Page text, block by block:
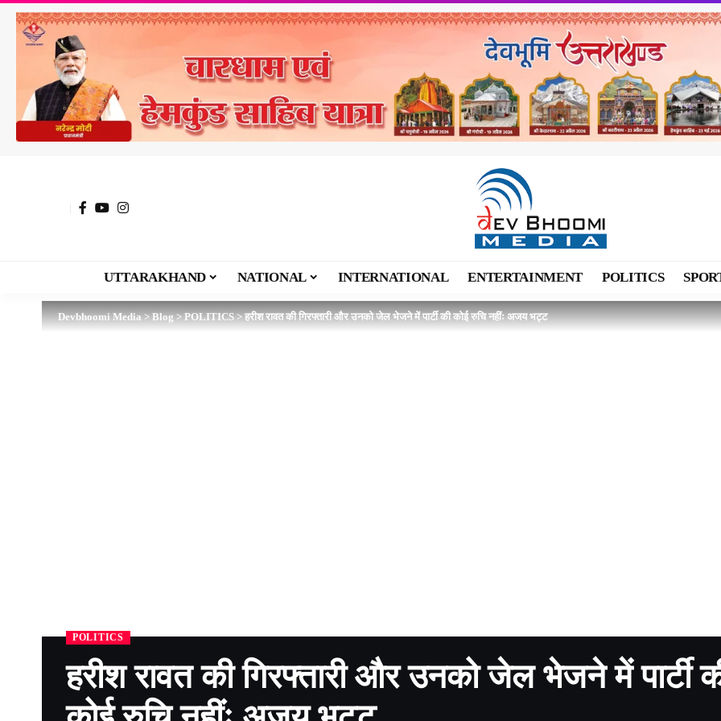
UTTARAKHAND NATIONAL INTERNATIONAL ENTERTAINMENT POLITICS
Devbhoomi Media>Blog>POLITICS>हरीश रावत की गिरफ्तारी और उनको जेल भेजने में पार्टी की कोई रुचि नहींः अजय भट्ट
POLITICS
हरीश रावत की गिरफ्तारी और उनको जेल भेजने में पार्टी